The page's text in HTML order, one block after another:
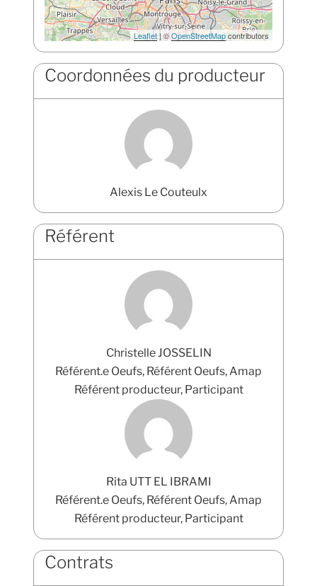
Leaflet| ©OpenStreetMapcontributors
Coordonnées du producteur
Alexis Le Couteulx
Référent
Christelle JOSSELIN
Référent.e Oeufs, Référent Oeufs, Amap
Référent producteur, Participant
Rita UTT EL IBRAMI
Référent.e Oeufs, Référent Oeufs, Amap
Référent producteur, Participant
Contrats